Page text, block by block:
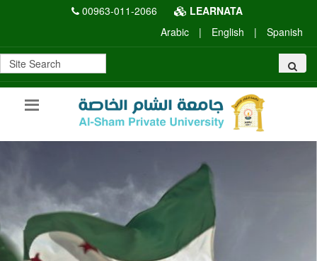
00963-011-2066
LEARNATA
Arabic
| English | Spanish